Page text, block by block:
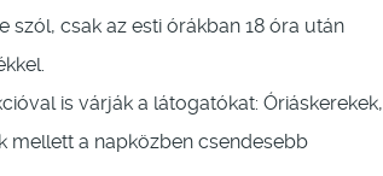
csak az esti órákban 18 óra után
is várják a látogatókat: Óriáskerekek,
mellett a napközben csendesebb